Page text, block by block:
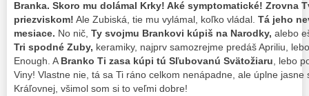
Branka. Skoro mu dolámal Krky! Aké symptomatické! Zrovna
priezviskom! Ale Zubiská, tie mu vylámal, koľko vládal. Tá jeho
mesiace. No nič, Ty svojmu Brankovi kúpiš na Narodky, alebo
Tri spodné Zuby, keramiky, najprv samozrejme predáš Apriliu,
Enough. A Branko Ti zasa kúpi tú Sľubovanú Svätožiaru , lebo
Viny! Vlastne nie, tá sa Ti ráno celkom nenápadne, ale úplne
Kráľovnej, všimol som si to veľmi dobre!